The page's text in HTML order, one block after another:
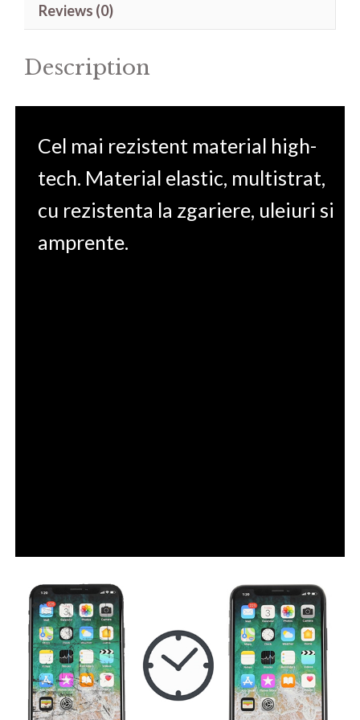
15.6'
Reviews (0)
Description
Cel mai rezistent material high-
tech. Material elastic, multistrat,
cu rezistenta la zgariere, uleiuri si
amprente.